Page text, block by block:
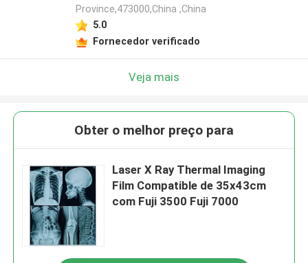
Province,473000,China ,China
5.0
Fornecedor verificado
Veja mais
Obter o melhor preço para
Laser X Ray Thermal Imaging
Film Compatible de 35x43cm
com Fuji 3500 Fuji 7000